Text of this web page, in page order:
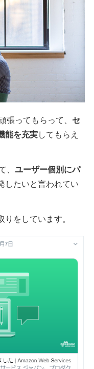
ってもらって、 セ
能を充実してもらえ
ユーザー個別にパ
したいと言われてい
をしています。